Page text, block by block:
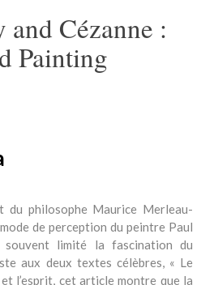
Cézanne :
Painting
du philosophe Maurice Merleau-
de perception du peintre Paul
souvent limité la fascination du
aux deux textes célèbres, « Le
l’esprit, cet article montre que la